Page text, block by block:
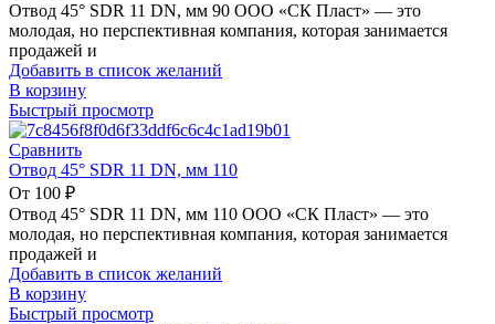
Отвод 45° SDR 11 DN, мм 90 ООО «СК Пласт» — это
молодая, но перспективная компания, которая занимается
продажей и
Добавить в список желаний
В корзину
Быстрый просмотр
Сравнить
Отвод 45° SDR 11 DN, мм 110
От 100 ₽
Отвод 45° SDR 11 DN, мм 110 ООО «СК Пласт» — это
молодая, но перспективная компания, которая занимается
продажей и
Добавить в список желаний
В корзину
Быстрый просмотр